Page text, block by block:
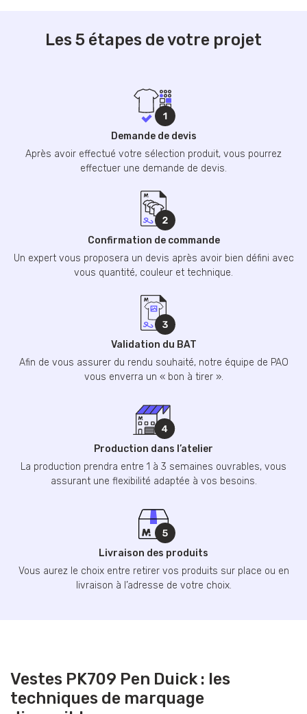
Les 5 étapes de votre projet
Demande de devis
Après avoir effectué votre sélection produit, vous pourrez
effectuer une demande de devis.
Confirmation de commande
Un expert vous proposera un devis après avoir bien défini avec
vous quantité, couleur et technique.
Validation du BAT
Afin de vous assurer du rendu souhaité, notre équipe de PAO
vous enverra un « bon à tirer ».
Production dans l’atelier
La production prendra entre 1 à 3 semaines ouvrables, vous
assurant une flexibilité adaptée à vos besoins.
Livraison des produits
Vous aurez le choix entre retirer vos produits sur place ou en
livraison à l’adresse de votre choix.
Vestes PK709 Pen Duick : les
techniques de marquage